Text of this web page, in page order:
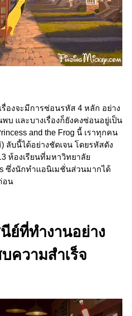
องจะมีการซ่อนรหัส 4 หลัก อย่าง
บ และบางเรื่องก็ยังคงซ่อนอยู่เป็น
and the Frog นี้ เราทุกคน
ลับนี้ได้อย่างชัดเจน โดยรหัสดัง
ห้องเรียนที่มหาวิทยาลัย
ซึ่งนักทำแอนิเมชั่นส่วนมากได้
อน
ย์ที่ทำงานอย่าง
ความสำเร็จ